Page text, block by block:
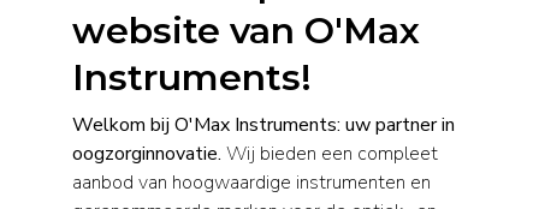
website van O'Max
Instruments!
Welkom bij O'Max Instruments: uw partner in
oogzorginnovatie. Wij bieden een compleet
aanbod van hoogwaardige instrumenten en